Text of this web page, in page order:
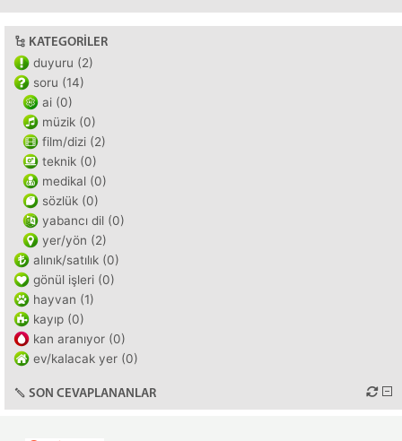
KATEGORILER
duyuru (2)
soru (14)
ai (0)
müzik (0)
film/dizi (2)
teknik (0)
medikal (0)
sözlük (0)
yabancı dil (0)
yer/yön (2)
alınık/satılık (0)
gönül işleri (0)
hayvan (1)
kayıp (0)
kan aranıyor (0)
ev/kalacak yer (0)
SON CEVAPLANANLAR